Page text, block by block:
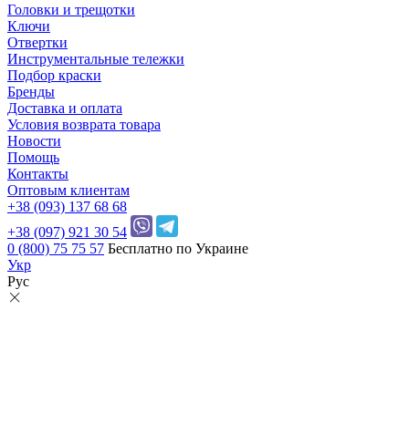
Головки и трещотки
Ключи
Отвертки
Инструментальные тележки
Подбор краски
Бренды
Доставка и оплата
Условия возврата товара
Новости
Помощь
Контакты
Оптовым клиентам
+38 (093) 137 68 68
+38 (097) 921 30 54
0 (800) 75 75 57 Бесплатно по Украине
Укр
Рус